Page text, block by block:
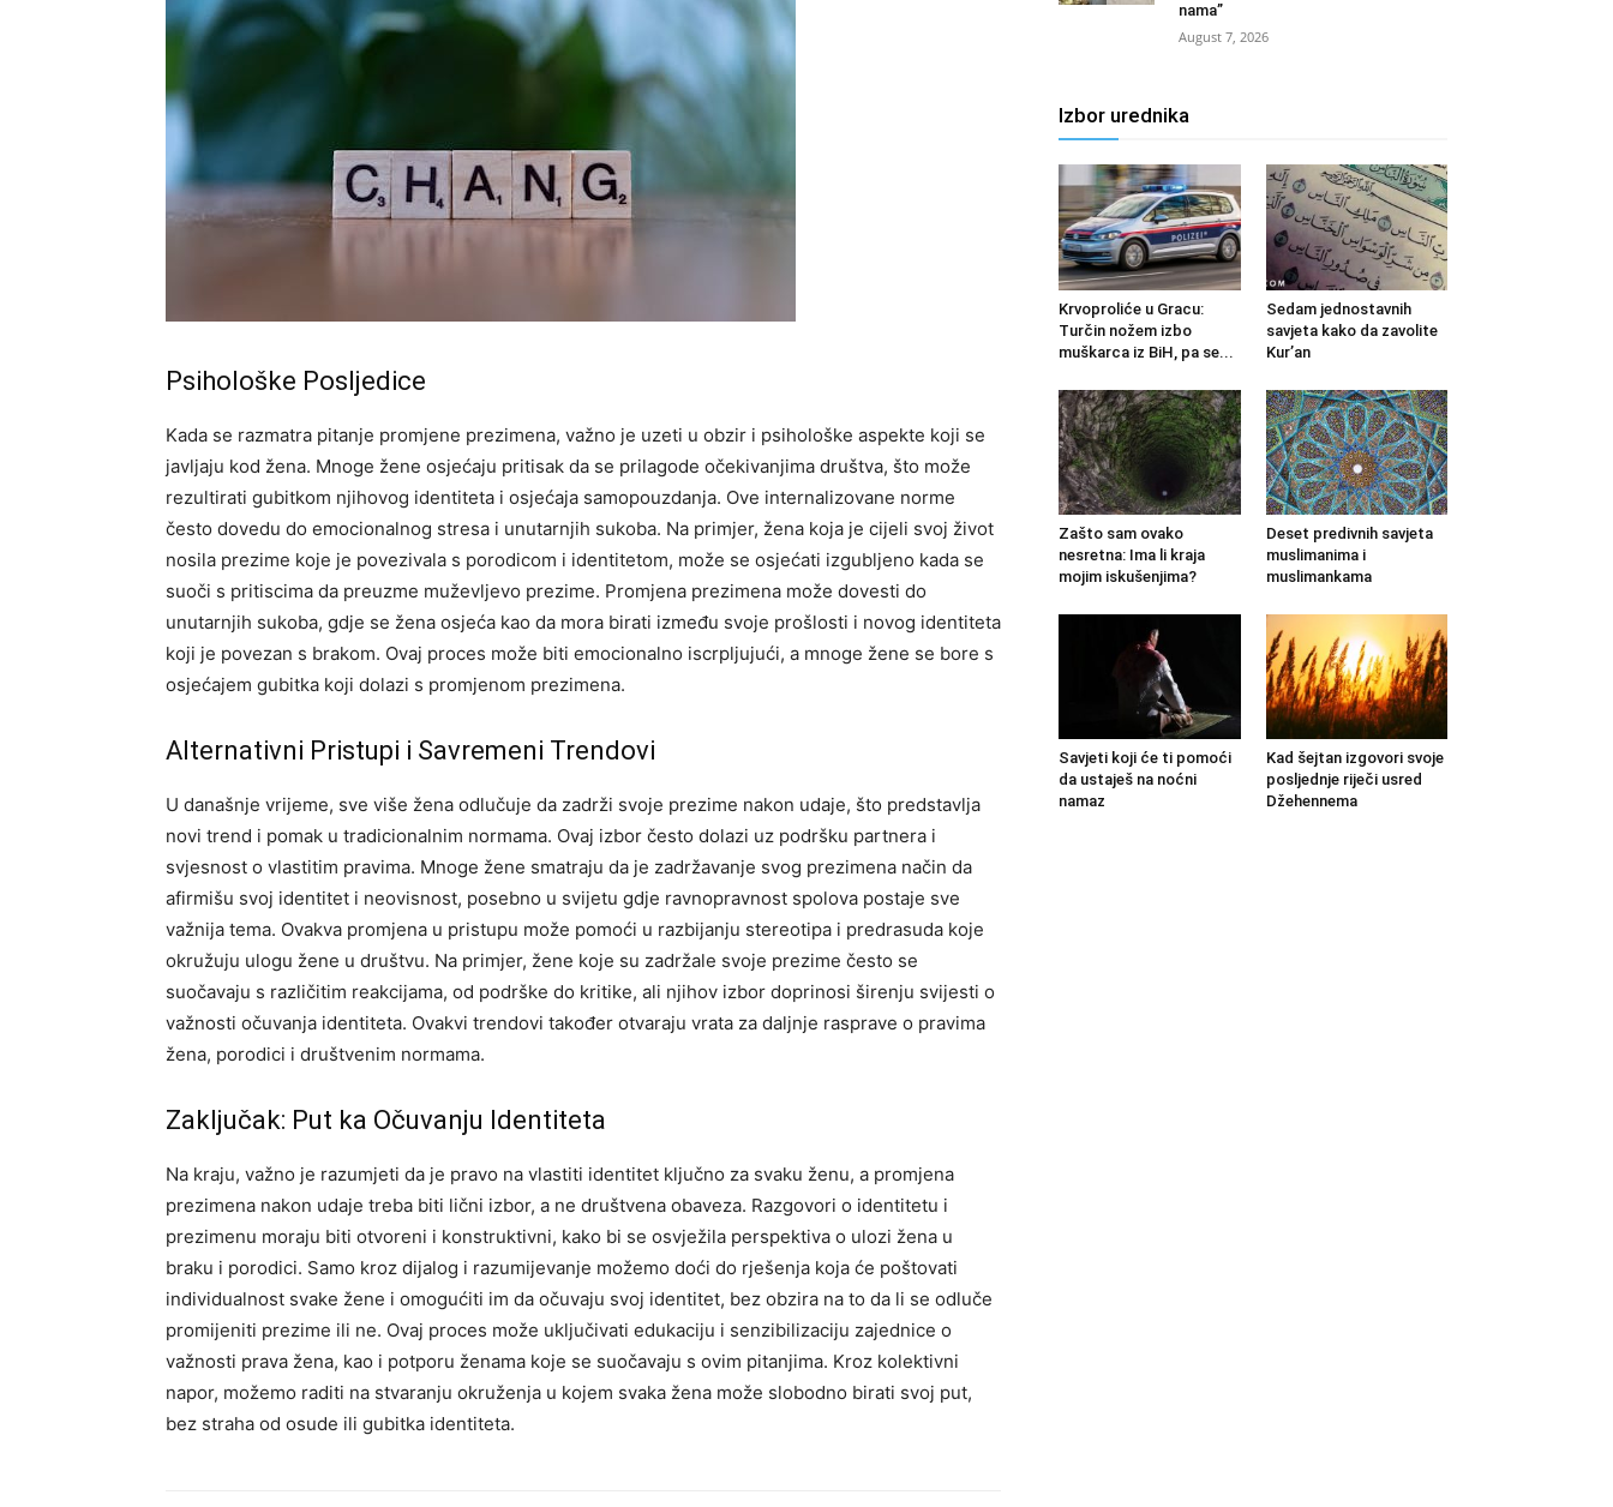
Psihološke Posljedice
Kada se razmatra pitanje promjene prezimena, važno je uzeti u obzir i psihološke aspekte koji se
javljaju kod žena. Mnoge žene osjećaju pritisak da se prilagode očekivanjima društva, što može
rezultirati gubitkom njihovog identiteta i osjećaja samopouzdanja. Ove internalizovane norme
često dovedu do emocionalnog stresa i unutarnjih sukoba. Na primjer, žena koja je cijeli svoj život
nosila prezime koje je povezivala s porodicom i identitetom, može se osjećati izgubljeno kada se
suoči s pritiscima da preuzme muževljevo prezime. Promjena prezimena može dovesti do
unutarnjih sukoba, gdje se žena osjeća kao da mora birati između svoje prošlosti i novog identiteta
koji je povezan s brakom. Ovaj proces može biti emocionalno iscrpljujući, a mnoge žene se bore s
osjećajem gubitka koji dolazi s promjenom prezimena.
Alternativni Pristupi i Savremeni Trendovi
U današnje vrijeme, sve više žena odlučuje da zadrži svoje prezime nakon udaje, što predstavlja
novi trend i pomak u tradicionalnim normama. Ovaj izbor često dolazi uz podršku partnera i
svjesnost o vlastitim pravima. Mnoge žene smatraju da je zadržavanje svog prezimena način da
afirmišu svoj identitet i neovisnost, posebno u svijetu gdje ravnopravnost spolova postaje sve
važnija tema. Ovakva promjena u pristupu može pomoći u razbijanju stereotipa i predrasuda koje
okružuju ulogu žene u društvu. Na primjer, žene koje su zadržale svoje prezime često se
suočavaju s različitim reakcijama, od podrške do kritike, ali njihov izbor doprinosi širenju svijesti o
važnosti očuvanja identiteta. Ovakvi trendovi također otvaraju vrata za daljnje rasprave o pravima
žena, porodici i društvenim normama.
Zaključak: Put ka Očuvanju Identiteta
Na kraju, važno je razumjeti da je pravo na vlastiti identitet ključno za svaku ženu, a promjena
prezimena nakon udaje treba biti lični izbor, a ne društvena obaveza. Razgovori o identitetu i
prezimenu moraju biti otvoreni i konstruktivni, kako bi se osvježila perspektiva o ulozi žena u
braku i porodici. Samo kroz dijalog i razumijevanje možemo doći do rješenja koja će poštovati
individualnost svake žene i omogućiti im da očuvaju svoj identitet, bez obzira na to da li se odluče
promijeniti prezime ili ne. Ovaj proces može uključivati edukaciju i senzibilizaciju zajednice o
važnosti prava žena, kao i potporu ženama koje se suočavaju s ovim pitanjima. Kroz kolektivni
napor, možemo raditi na stvaranju okruženja u kojem svaka žena može slobodno birati svoj put,
bez straha od osude ili gubitka identiteta.
nama”
August 7, 2026
Izbor urednika
Krvoproliće u Gracu:
Turčin nožem izbo
muškarca iz BiH, pa se...
Sedam jednostavnih
savjeta kako da zavolite
Kur’an
Zašto sam ovako
nesretna: Ima li kraja
mojim iskušenjima?
Deset predivnih savjeta
muslimanima i
muslimankama
Savjeti koji će ti pomoći
da ustaješ na noćni
namaz
Kad šejtan izgovori svoje
posljednje riječi usred
Džehennema